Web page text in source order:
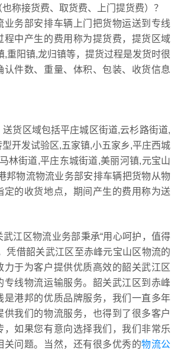
称接货费、取货费、上门提货费）？
业务部安排车辆上门把货物运送到专线
程中产生的费用称为提货费，提货区域
,重阳镇,龙归镇等，提货过程是发货时很
认件数、重量、体积、包装、收货信息
货区域包括平庄城区街道,云杉路街道,
开发试验区,五家镇,小五家乡,平庄西城
林街道,平庄东城街道,美丽河镇,元宝山
邦物流物流业务部安排车辆把货物从物
定的收货地点，期间产生的费用称为送
江区物流业务部秉承“用心呵护，值得
凭借韶关武江区至赤峰元宝山区物流的
力于为客户提供优质高效的韶关武江区
专线物流运输服务。韶关武江区到赤峰
是港邦的优质品牌服务，我们一直多年
供我们的物流服务，也得到了很多客户
，如果您有意向选择我们，我们非常乐
关问题。当然，还有很多优秀的物流公